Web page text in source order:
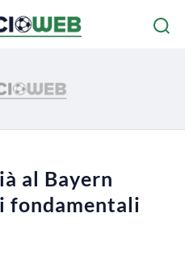
al Bayern
fondamentali